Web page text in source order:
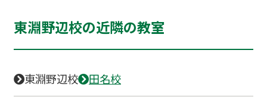
東淵野辺校の近隣の教室
東淵野辺校 田名校